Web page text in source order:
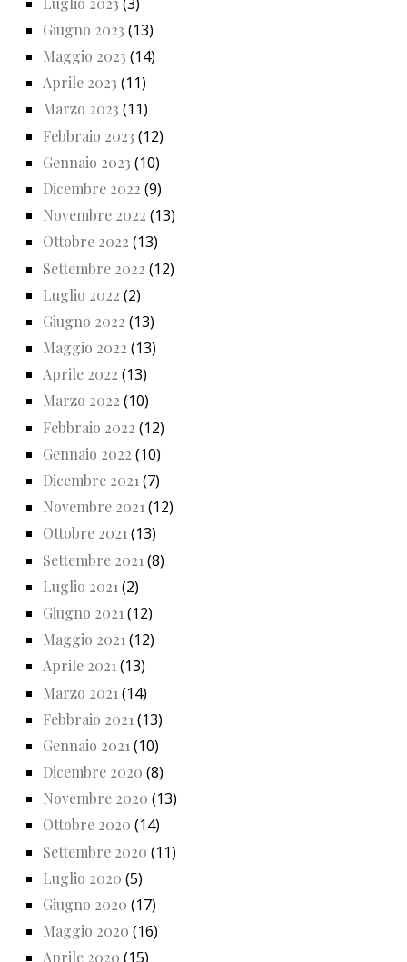
Giugno 2023 (13)
Maggio 2023 (14)
Aprile 2023 (11)
Marzo 2023 (11)
Febbraio 2023 (12)
Gennaio 2023 (10)
Dicembre 2022 (9)
Novembre 2022 (13)
Ottobre 2022 (13)
Settembre 2022 (12)
Luglio 2022 (2)
Giugno 2022 (13)
Maggio 2022 (13)
Aprile 2022 (13)
Marzo 2022 (10)
Febbraio 2022 (12)
Gennaio 2022 (10)
Dicembre 2021 (7)
Novembre 2021(12)
Ottobre 2021(13)
Settembre 2021 (8)
Luglio 2021 (2)
Giugno 2021 (12)
Maggio 2021 (12)
Aprile 2021(13)
Marzo 2021 (14)
Febbraio 2021 (13)
Gennaio 2021 (10)
Dicembre 2020 (8)
Novembre 2020 (13)
Ottobre 2020 (14)
Settembre 2020 (11)
Luglio 2020 (5)
Giugno 2020 (17)
Maggio 2020 (16)
Aprile 2020 (15)